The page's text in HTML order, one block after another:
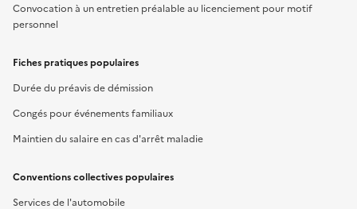
Convocation à un entretien préalable au licenciement pour motif
personnel
Fiches pratiques populaires
Durée du préavis de démission
Congés pour événements familiaux
Maintien du salaire en cas d'arrêt maladie
Conventions collectives populaires
Services de l'automobile